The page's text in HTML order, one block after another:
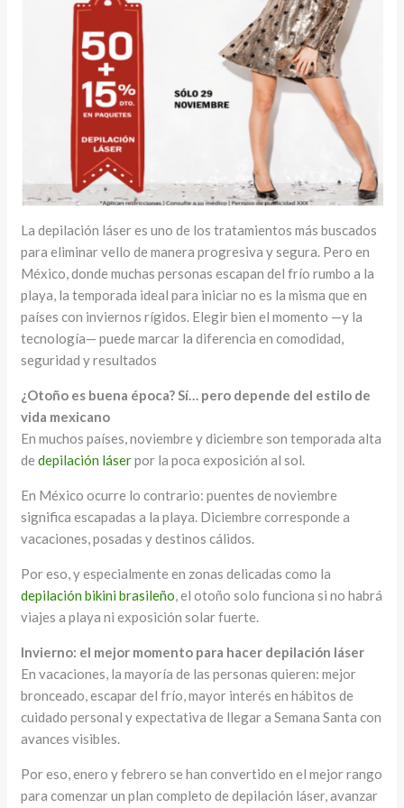
La depilación láser es uno de los tratamientos más buscados
para eliminar vello de manera progresiva y segura. Pero en
México, donde muchas personas escapan del frío rumbo a la
playa, la temporada ideal para iniciar no es la misma que en
países con inviernos rígidos. Elegir bien el momento —y la
tecnología— puede marcar la diferencia en comodidad,
seguridad y resultados
¿Otoño es buena época? Sí… pero depende del estilo de
vida mexicano
En muchos países, noviembre y diciembre son temporada alta
dedepilación láserpor la poca exposición al sol.
En México ocurre lo contrario: puentes de noviembre
significa escapadas a la playa. Diciembre corresponde a
vacaciones, posadas y destinos cálidos.
Por eso, y especialmente en zonas delicadas como la
depilación bikini brasileño, el otoño solo funciona si no habrá
viajes a playa ni exposición solar fuerte.
Invierno: el mejor momento para hacer depilación láser
En vacaciones, la mayoría de las personas quieren: mejor
bronceado, escapar del frío, mayor interés en hábitos de
cuidado personal y expectativa de llegar a Semana Santa con
avances visibles.
Por eso, enero y febrero se han convertido en el mejor rango
para comenzar un plan completo de depilación láser, avanzar